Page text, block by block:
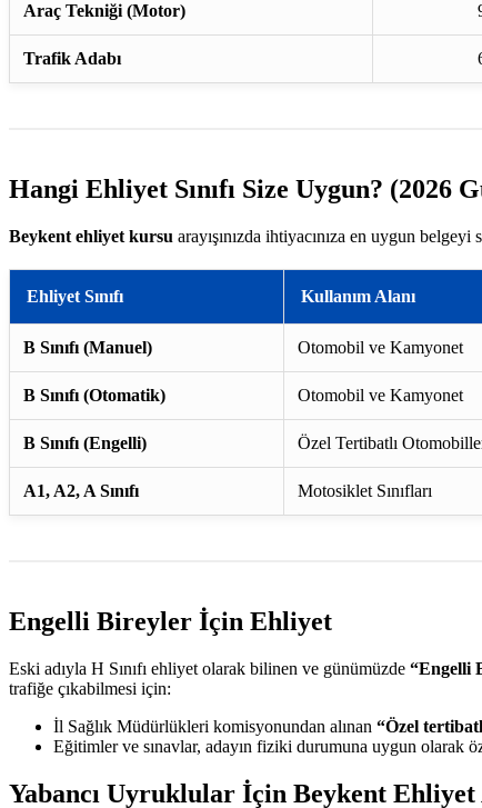
Araç Tekniği (Motor)
Trafik Adabı
Hangi Ehliyet Sınıfı Size Uygun? (2026
Beykent ehliyet kursu arayışınızda ihtiyacınıza en uygun
Ehliyet Sınıfı Kullanım Alanı
B Sınıfı (Manuel) Otomobil ve Kamyonet
B Sınıfı (Otomatik) Otomobil ve Kamyonet
B Sınıfı (Engelli) Özel Tertibatlı
A1, A2, A Sınıfı Motosiklet Sınıfları
Engelli Bireyler İçin Ehliyet
Eski adıyla H Sınıfı ehliyet olarak bilinen ve günümüzde “Engelli
trafiğe çıkabilmesi için:
İl Sağlık Müdürlükleri komisyonundan alınan “Özel
Eğitimler ve sınavlar, adayın fiziki durumuna uygun olarak
Yabancı Uyruklular İçin Beykent